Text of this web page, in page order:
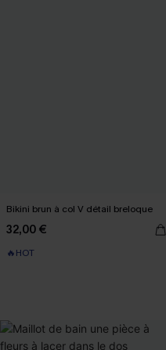
Bikini brun à col V détail breloque
32,00 €
🔥HOT